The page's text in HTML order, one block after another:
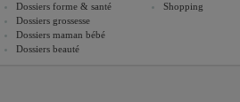
Dossiers forme & santé
Dossiers grossesse
Dossiers maman bébé
Dossiers beauté
Shopping